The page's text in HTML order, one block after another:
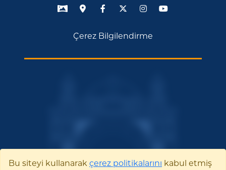
Çerez Bilgilendirme
Bu siteyi kullanarak çerez politikalarını kabul etmiş